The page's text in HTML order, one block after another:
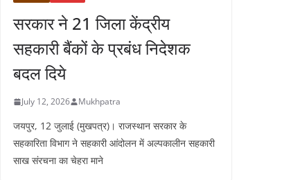
सरकार ने 21 जिला केंद्रीय
सहकारी बैंकों के प्रबंध निदेशक
बदल दिये
July 12, 2026 Mukhpatra
जयपुर, 12 जुलाई (मुखपत्र)। राजस्थान सरकार के
सहकारिता विभाग ने सहकारी आंदोलन में अल्पकालीन सहकारी
साख संरचना का चेहरा माने